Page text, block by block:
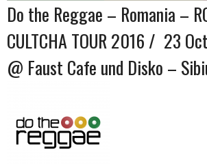
Do the Reggae – Romania –
CULTCHA TOUR 2016 / 23
@ Faust Cafe und Disko –